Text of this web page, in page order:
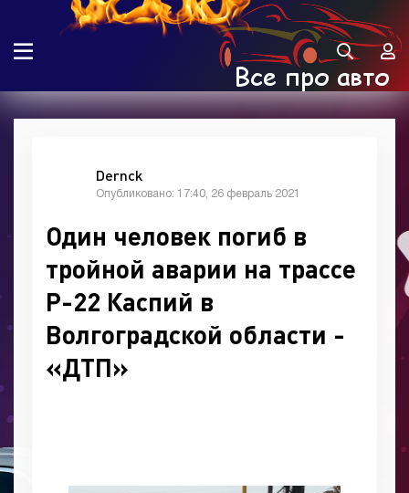
Dernck
Опубликовано: 17:40, 26 февраль 2021
Один человек погиб в
тройной аварии на трассе
Р-22 Каспий в
Волгоградской области -
«ДТП»